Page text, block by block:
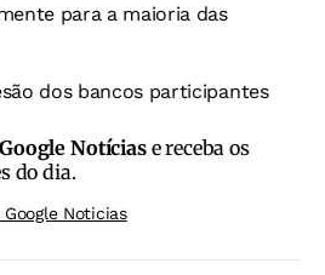
para a maioria das
dos bancos participantes
Google Notíciase receba os
do dia.
Google Noticias